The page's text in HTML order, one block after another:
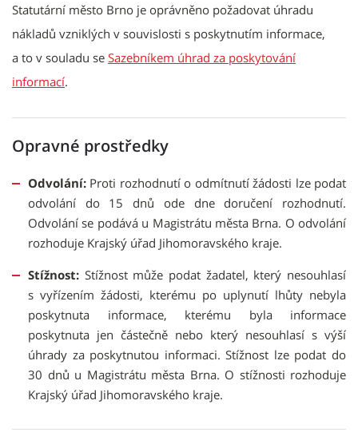
Statutární město Brno je oprávněno požadovat úhradu
nákladů vzniklých v souvislosti s poskytnutím informace,
a to v souladu se Sazebníkem úhrad za poskytování
informací.
Opravné prostředky
Odvolání: Proti rozhodnutí o odmítnutí žádosti lze podat
odvolání do 15 dnů ode dne doručení rozhodnutí.
Odvolání se podává u Magistrátu města Brna. O odvolání
rozhoduje Krajský úřad Jihomoravského kraje.
Stížnost: Stížnost může podat žadatel, který nesouhlasí
s vyřízením žádosti, kterému po uplynutí lhůty nebyla
poskytnuta informace, kterému byla informace
poskytnuta jen částečně nebo který nesouhlasí s výší
úhrady za poskytnutou informaci. Stížnost lze podat do
30 dnů u Magistrátu města Brna. O stížnosti rozhoduje
Krajský úřad Jihomoravského kraje.